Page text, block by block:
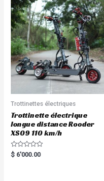
Trottinettes électriques
Trottinette électrique
longue distance Rooder
XS09 110 km/h
R
a
$ 6'000.00